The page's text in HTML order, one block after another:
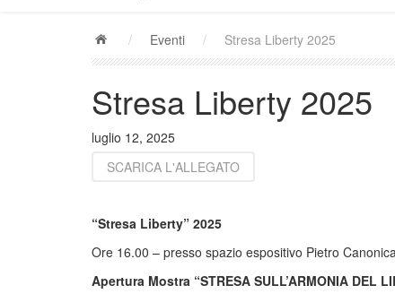
/ Eventi / Stresa Liberty 2025
Stresa Liberty 2025
luglio 12, 2025
SCARICA L'ALLEGATO
“Stresa Liberty” 2025
Ore 16.00 – presso spazio espositivo Pietro
Apertura Mostra “STRESA SULL’ARMONIA DEL